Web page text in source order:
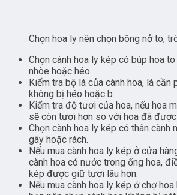
Chọn hoa ly nên chọn bông nở to,
Chọn cành hoa ly kép có búp hoa
nhòe hoặc héo.
Kiểm tra bộ lá của cành hoa, lá cần
không bị héo hoặc b
Kiểm tra độ tươi của hoa, nếu hoa
sẽ còn tươi hơn so với hoa đã
Chọn cành hoa ly kép có thân cành
gãy hoặc rách.
Nếu mua cành hoa ly kép ở cửa
cành hoa có nước trong ống hoa,
kép được giữ tươi lâu hơn.
Nếu mua cành hoa ly kép ở chợ